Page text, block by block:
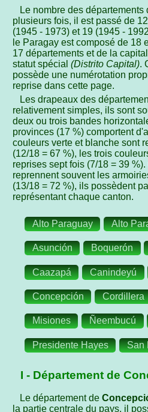
Le nombre des
plusieurs fois, il est passé de
(1945 - 1973) et 19 (1945 -
le Paragay est composé de 18
17 départements et de la
statut spécial(Distrito Capital).
possède une numérotation
reprise dans cette page.
Les drapeaux des
relativement simples, ils sont
deux ou trois bandes
provinces (17 %) comportent
couleurs verte et blanche sont
(12/18 = 67 %), les trois
reprises sept fois (7/18 = 39
reprennent souvent les
(13/18 = 72 %), ils possèdent
représentant chaque canton.
Alto Paraguay Alto
Asunción Boquerón
Caazapá Canindeyú
Concepción Cordillera
Misiones Ñeembucú
Presidente Hayes San
I - Département de
Le département de
la partie centrale du pays, il